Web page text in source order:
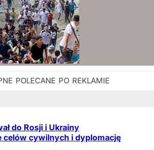
do Rosji i Ukrainy
celów cywilnych i dyplomację